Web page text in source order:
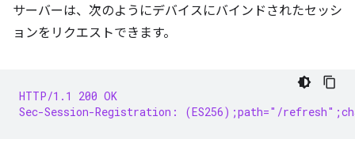
サーバーは、次のようにデバイスにバインドされたセッシ
ョンをリクエストできます。
HTTP/1.1 200 OK
Sec-Session-Registration: (ES256);path="/